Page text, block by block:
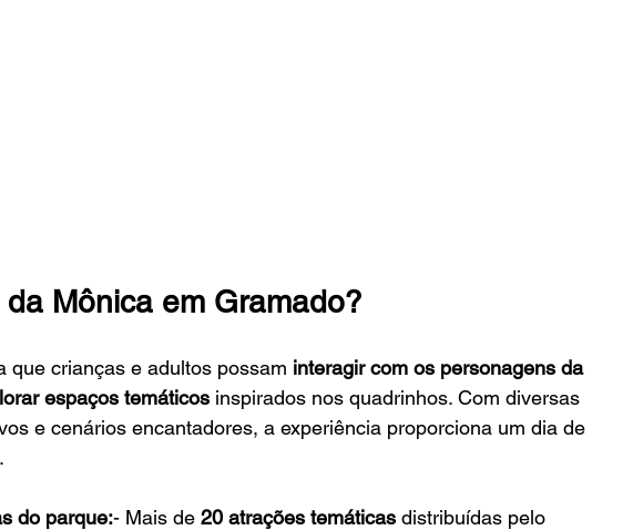
Mônica em Gramado?
que crianças e adultos possam interagir com os personagens da
espaços temáticos inspirados nos quadrinhos. Com diversas
e cenários encantadores, a experiência proporciona um dia de
do parque:- Mais de 20 atrações temáticas distribuídas pelo